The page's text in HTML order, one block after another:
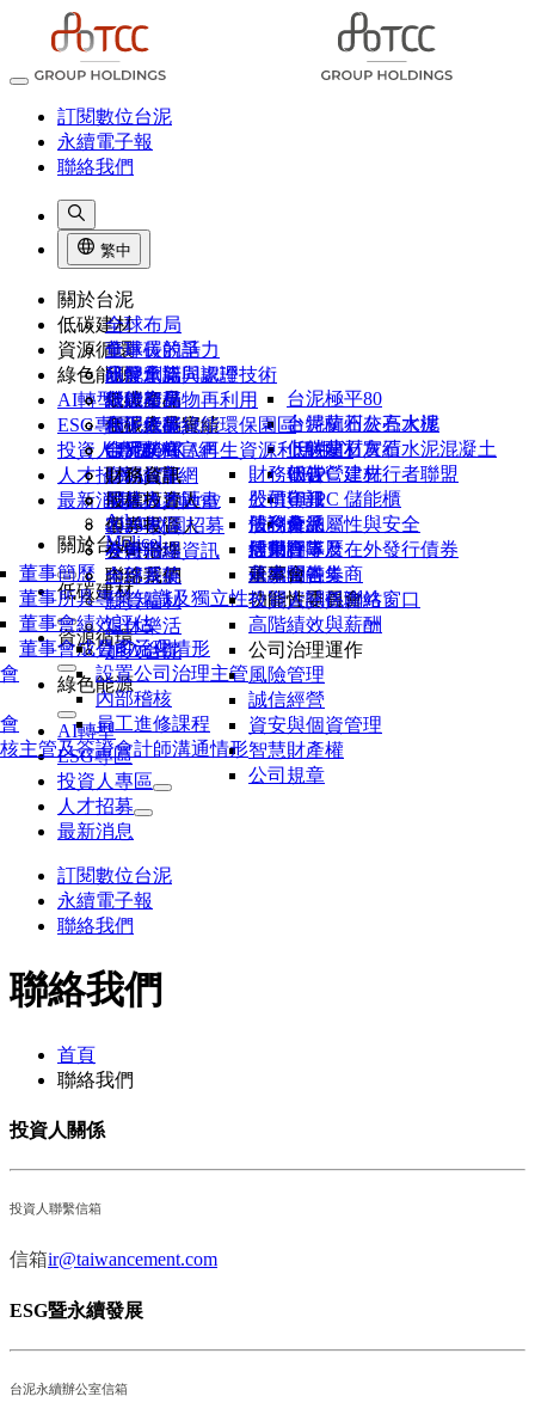
訂閱數位台泥
永續電子報
聯絡我們
繁中
關於台泥
全球布局
董事長的話
品牌承諾
組織架構
台泥大事紀
台泥榮耀
1101故事
供應商專區
客戶專區
各廠聯絡資訊
內部系統
低碳建材
全球碳競爭力
研發創新與認證
低碳產品
台泥極平80
卜特蘭石灰石水泥
卜特蘭石灰石水泥混凝土
UHPC 建材
UHPC 儲能櫃
產品屬性與安全
低碳產品實績
台泥杭州公亮大樓
低碳建材實績
低碳營建先行者聯盟
CIMPOR官網
OYAK官網
資源循環
水泥窯協同處理技術
營建廢棄物再利用
和平低碳綠能環保園區
台泥DAKA再生資源利用中心
綠色能源
綠能布局
台泥綠能
能元超商
台泥儲能
NHOA Energy
Atlante
Molicel
AI轉型
ESG專區
投資人專區
財務資訊
財務報告
公司年報
法說會
活動行事曆
股權投資人
股價資訊
股利分派
股東會
研究報告券商
公開資訊觀測站
債券投資人
債務彙總
信用評等及在外發行債券
永續金融
公司治理
經營團隊
董事會
董事簡歷
董事所具專業知識及獨立性
董事會績效評估
董事會成員多元化
功能性委員會
主管及簽證會計師溝通情形
高階績效與薪酬
公司治理運作
公司治理情形
設置公司治理主管
內部稽核
員工進修課程
風險管理
誠信經營
資安與個資管理
智慧財產權
公司規章
聯絡我們
基本問答集
投資人關係聯絡窗口
人才招募
尼莫人才計畫
2026 校園招募
友善職場
全球菁英
薪資福利
退休樂活
加入台泥
最新消息
關於台泥
低碳建材
資源循環
綠色能源
AI轉型
ESG專區
投資人專區
人才招募
最新消息
訂閱數位台泥
永續電子報
聯絡我們
聯絡我們
首頁
聯絡我們
投資人關係
投資人聯繫信箱
信箱ir@taiwancement.com
ESG暨永續發展
台泥永續辦公室信箱